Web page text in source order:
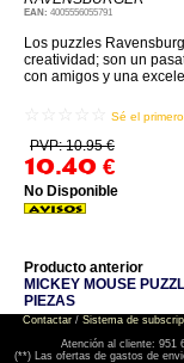
EAN: 4005556055791
Los puzzles
creatividad; son un
con amigos y una
Sé el
PVP: 10.95 €
10.40 €
No Disponible
Producto anterior
MICKEY MOUSE
PIEZAS
Contactar/ Sistema de
Atención al cliente: 951
(**) Las ofertas de gastos de